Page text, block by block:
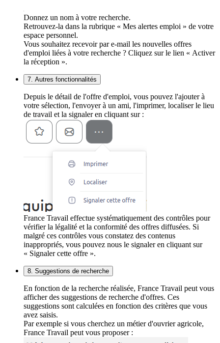
Donnez un nom à votre recherche.
Retrouvez-la dans la rubrique « Mes alertes emploi » de votre
espace personnel.
Vous souhaitez recevoir par e-mail les nouvelles offres
d'emploi liées à votre recherche ? Cliquez sur le lien « Activer
la réception ».
7. Autres fonctionnalités
Depuis le détail de l'offre d'emploi, vous pouvez l'ajouter à
votre sélection, l'envoyer à un ami, l'imprimer, localiser le lieu
de travail et la signaler en cliquant sur :
France Travail effectue systématiquement des contrôles pour
vérifier la légalité et la conformité des offres diffusées. Si
malgré ces contrôles vous constatez des contenus
inappropriés, vous pouvez nous le signaler en cliquant sur
« Signaler cette offre ».
8. Suggestions de recherche
En fonction de la recherche réalisée, France Travail peut vous
afficher des suggestions de recherche d'offres. Ces
suggestions sont calculées en fonction des critères que vous
avez saisis.
Par exemple si vous cherchez un métier d'ouvrier agricole,
France Travail peut vous proposer :